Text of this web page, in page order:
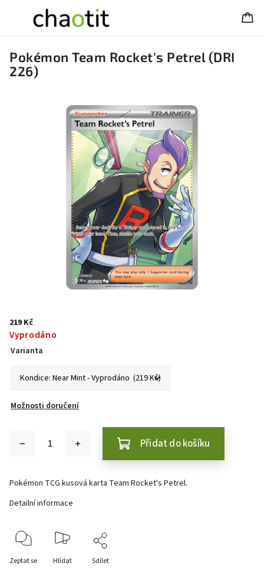
Pokémon Team Rocket's Petrel (DRI
226)
219 Kč
Vyprodáno
Varianta
Možnosti doručení
Přidat do košíku
Pokémon TCG kusová karta Team Rocket's Petrel.
Detailní informace
Zeptat se Hlídat Sdílet